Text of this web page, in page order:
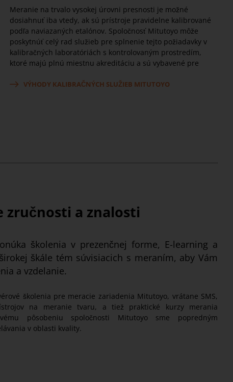
Meranie na trvalo vysokej úrovni presnosti je možné
dosiahnuť iba vtedy, ak sú prístroje pravidelne kalibrované
podľa naviazaných etalónov. Spoločnosť Mitutoyo môže
poskytnúť celý rad služieb pre splnenie tejto požiadavky v
kalibračných laboratóriách s kontrolovaným prostredím,
ktoré majú plnú miestnu akreditáciu a sú vybavené pre
VÝHODY KALIBRAČNÝCH SLUŽIEB MITUTOYO
zručnosti a znalosti
školenia v prezenčnej forme, E-learning a
škále tém súvisiacich s meraním, aby Vám
a vzdelanie.
​​školenia pre meracie zariadenia Mitutoyo, vrátane SMS,
na meranie tvaru, a tiež praktické kurzy merania
pôsobeniu spoločnosti Mitutoyo sme popredným
v oblasti kvality.